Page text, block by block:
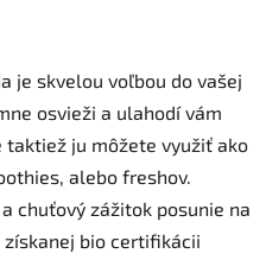
je skvelou voľbou do vašej
osvieži a ulahodí vám
ju môžete využiť ako
alebo freshov.
chuťový zážitok posunie na
bio certifikácii